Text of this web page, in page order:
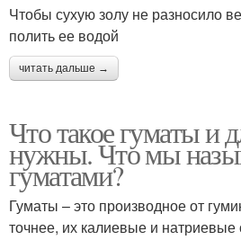
Чтобы сухую золу не разносило
полить ее водой
читать дальше →
Что такое гуматы и
нужны. Что мы
гуматами?
Гуматы – это производное от
точнее, их калиевые и